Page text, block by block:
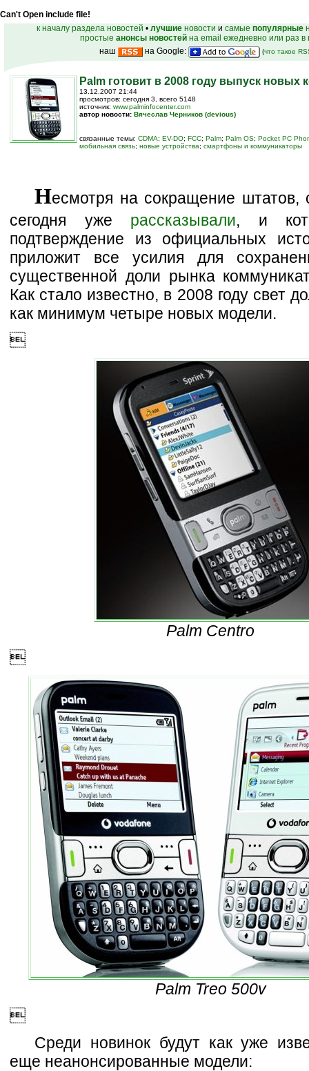
Can't Open include file!
к началу раздела новостей • лучшие новости и самые популярные
простые анонсы новостей на email ежедневно или раз
наш
на Google: (что такое
Palm готовит в 2008 году выпуск новых
13.12.2007 21:44
просмотров: сегодня 3, всего 5148
источник: www.palminfocenter.com
автор новости: Вячеслав Черников (devious)
связанные темы: CDMA; EV-DO; FCC; Palm; Palm OS; Pocket PC
мобильная связь; новые устройства; смартфоны и коммуникаторы
Несмотря на сокращение
сегодня уже рассказывали, и
подтверждение из официальных
приложит все усилия для
существенной доли рынка
Как стало известно, в 2008 году свет
как минимум четыре новых модели.

Palm Centro

Palm Treo 500v

Среди новинок будут как уже
еще неанонсированные модели: